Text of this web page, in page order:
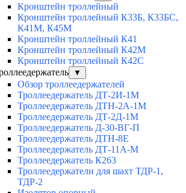
Кронштейн троллейный
Кронштейн троллейный К33Б, К33БС,
К41М, К45М
Кронштейн троллейный К41
Кронштейн троллейный К42М
Кронштейн троллейный К42С
▼
Обзор троллеедержателей
Троллеедержатель ДТ-2И-1М
Троллеедержатель ДТН-2А-1М
Троллеедержатель ДТ-2Д-1М
Троллеедержатель Д-30-ВГ-П
Троллеедержатель ДТН-8Е
Троллеедержатель ДТ-11А-М
Троллеедержатель К263
Троллеедержатели для шахт ТДР-1,
ТДР-2